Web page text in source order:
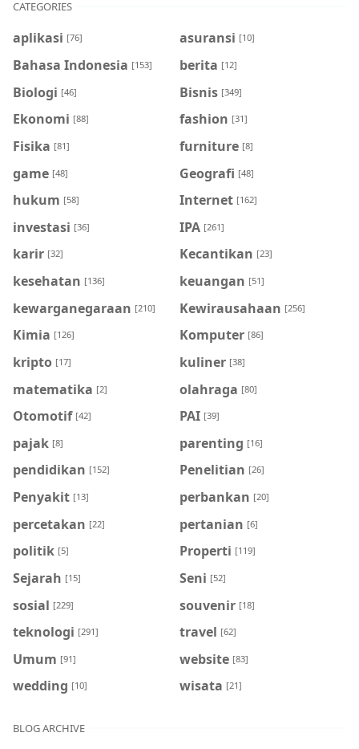
CATEGORIES
aplikasi [76] asuransi [10]
Bahasa Indonesia [153] berita [12]
Biologi [46] Bisnis [349]
Ekonomi [88] fashion [31]
Fisika [81] furniture [8]
game [48] Geografi [48]
hukum [58] Internet [162]
investasi [36] IPA [261]
karir [32] Kecantikan [23]
kesehatan [136] keuangan [51]
kewarganegaraan [210] Kewirausahaan [256]
Kimia [126] Komputer [86]
kripto [17] kuliner [38]
matematika [2] olahraga [80]
Otomotif [42] PAI [39]
pajak [8] parenting [16]
pendidikan [152] Penelitian [26]
Penyakit [13] perbankan [20]
percetakan [22] pertanian [6]
politik [5] Properti [119]
Sejarah [15] Seni [52]
sosial [229] souvenir [18]
teknologi [291] travel [62]
Umum [91] website [83]
wedding [10] wisata [21]
BLOG ARCHIVE